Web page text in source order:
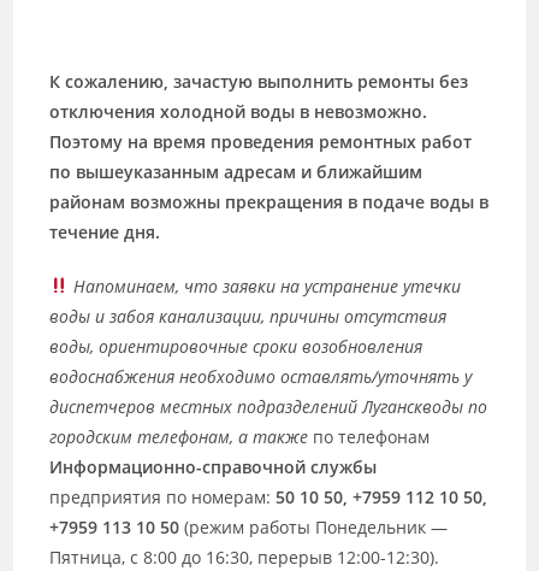
К сожалению, зачастую выполнить ремонты без
отключения холодной воды в невозможно.
Поэтому на время проведения ремонтных работ
по вышеуказанным адресам и ближайшим
районам возможны прекращения в подаче воды в
течение дня.
Напоминаем, чтозаявки на устранение утечки
воды и забоя канализации, причины отсутствия
воды, ориентировочные сроки возобновления
водоснабжения необходимо оставлять/уточнять у
диспетчеров местных подразделений Луганскводы по
городским телефонам, а также по телефонам
Информационно-справочной службы
предприятия по номерам:50 10 50, +7959 112 10 50,
+7959 113 10 50 (режим работы Понедельник —
Пятница, с 8:00 до 16:30, перерыв 12:00-12:30).